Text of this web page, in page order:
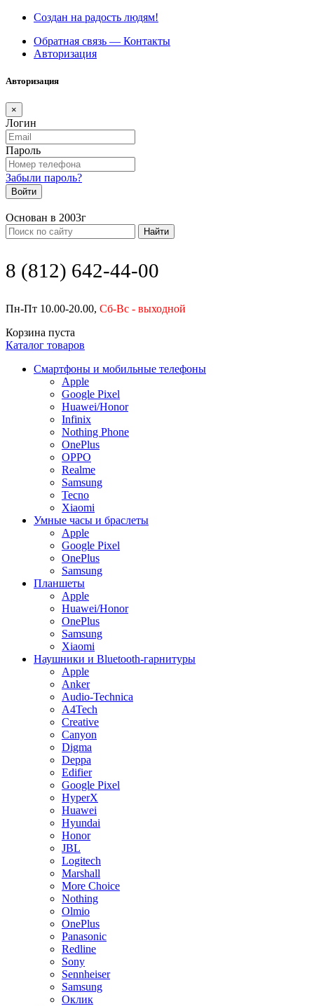
Создан на радость людям!
Обратная связь — Контакты
Авторизация
Авторизация
×
Логин
Пароль
Забыли пароль?
Войти
Основан в 2003г
Найти
8 (812) 642-44-00
Пн-Пт 10.00-20.00, Сб-Вс - выходной
Корзина пуста
Каталог товаров
Смартфоны и мобильные телефоны
Apple
Google Pixel
Huawei/Honor
Infinix
Nothing Phone
OnePlus
OPPO
Realme
Samsung
Tecno
Xiaomi
Умные часы и браслеты
Apple
Google Pixel
OnePlus
Samsung
Планшеты
Apple
Huawei/Honor
OnePlus
Samsung
Xiaomi
Наушники и Bluetooth-гарнитуры
Apple
Anker
Audio-Technica
A4Tech
Creative
Canyon
Digma
Deppa
Edifier
Google Pixel
HyperX
Huawei
Hyundai
Honor
JBL
Logitech
Marshall
More Choice
Nothing
Olmio
OnePlus
Panasonic
Redline
Sony
Sennheiser
Samsung
Оклик